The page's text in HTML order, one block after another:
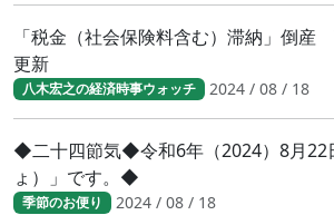
「税金（社会保険料含む）滞納」倒
更新
八木宏之の経済時事ウォッチ 2024 / 08 / 18
◆二十四節気◆令和6年（2024）8月22
ょ）」です。◆
季節のお便り 2024 / 08 / 18